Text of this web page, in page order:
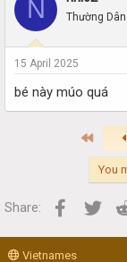
N Thường Dân
15 April 2025
bé này múo quá
You
Share:
Vietnames